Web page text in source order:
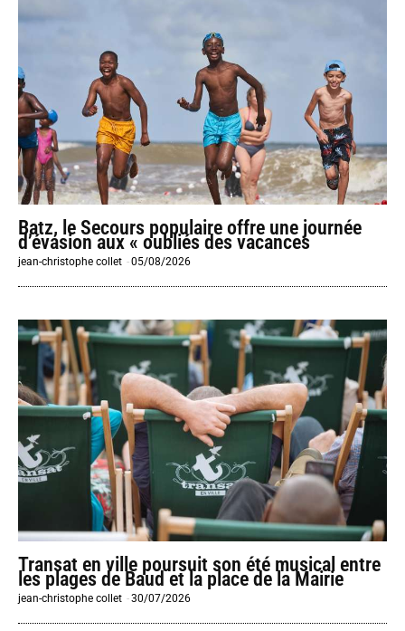
Batz, le Secours populaire offre une journée
d’évasion aux « oubliés des vacances
jean-christophe collet -05/08/2026
Transat en ville poursuit son été musical entre
les plages de Baud et la place de la Mairie
jean-christophe collet -30/07/2026